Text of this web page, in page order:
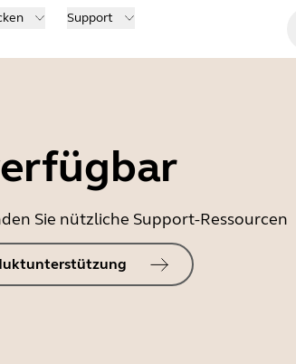
Support
Sie nützliche Support-Ressourcen